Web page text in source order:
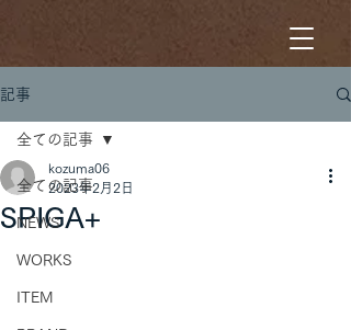
記事
全ての記事
NEWS
WORKS
ITEM
全ての記事
SPIGA+
kozuma06
2023年2月2日